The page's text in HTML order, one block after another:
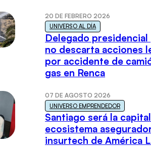
20 DE FEBRERO 2026
UNIVERSO AL DÍA
Delegado presidencial
no descarta acciones
por accidente de
gas en Renca
07 DE AGOSTO 2026
UNIVERSO EMPRENDEDOR
Santiago será la
ecosistema
insurtech de América